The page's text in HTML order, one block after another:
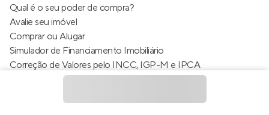
Qual é o seu poder de compra?
Avalie seu imóvel
Comprar ou Alugar
Simulador de Financiamento Imobiliário
Correção de Valores pelo INCC, IGP-M e IPCA
Estimativa de valor do condomínio